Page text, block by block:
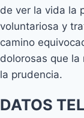
de ver la vida la
voluntariosa y
camino
dolorosas que la
la prudencia.
DATOS